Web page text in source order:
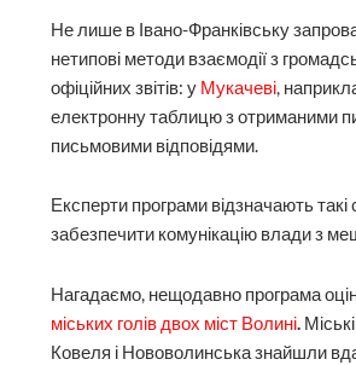
Не лише в Івано-Франківську
нетипові методи взаємодії з
офіційних звітів: у Мукачеві,
електронну таблицю з отриманими
письмовими відповідями.
Експерти програми відзначають такі
забезпечити комунікацію влади з
Нагадаємо, нещодавно програма
міських голів двох міст Волині.
Ковеля і Нововолинська знайшли